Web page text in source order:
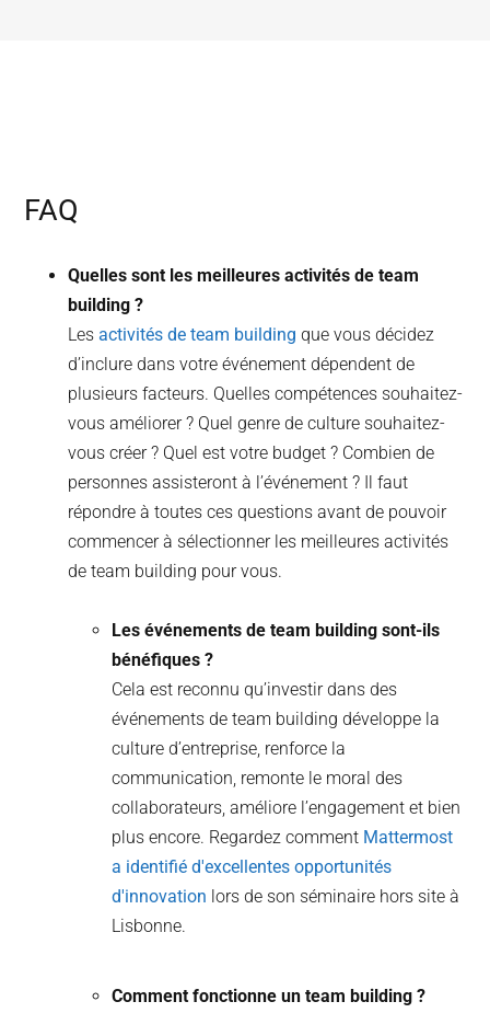
FAQ
Quelles sont les meilleures activités de team
building ?
Lesactivités de team building que vous décidez
d’inclure dans votre événement dépendent de
plusieurs facteurs. Quelles compétences souhaitez-
vous améliorer ? Quel genre de culture souhaitez-
vous créer ? Quel est votre budget ? Combien de
personnes assisteront à l’événement ? Il faut
répondre à toutes ces questions avant de pouvoir
commencer à sélectionner les meilleures activités
de team building pour vous.
Les événements de team building sont-ils
bénéfiques ?
Cela est reconnu qu’investir dans des
événements de team building développe la
culture d’entreprise, renforce la
communication, remonte le moral des
collaborateurs, améliore l’engagement et bien
plus encore. Regardez comment Mattermost
a identifié d'excellentes opportunités
d'innovation lors de son séminaire hors site à
Lisbonne.
Comment fonctionne un team building ?